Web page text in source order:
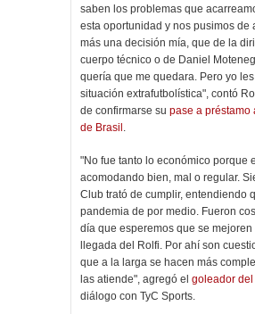
saben los problemas que
esta oportunidad y nos pusimos de
más una decisión mía, que de la
cuerpo técnico o de Daniel
quería que me quedara. Pero yo
situación extrafutbolística", contó
de confirmarse su pase a préstamo
de Brasil .
"No fue tanto lo económico porque
acomodando bien, mal o regular.
Club trató de cumplir, entendiendo
pandemia de por medio. Fueron
día que esperemos que se mejoren
llegada del Rolfi. Por ahí son
que a la larga se hacen más
las atiende", agregó el goleador
diálogo con TyC Sports.